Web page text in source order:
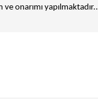
ve onarımı yapılmaktadır..